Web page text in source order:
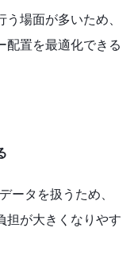
場面が多いため、
配置を最適化できる
ータを扱うため、
担が大きくなりやす